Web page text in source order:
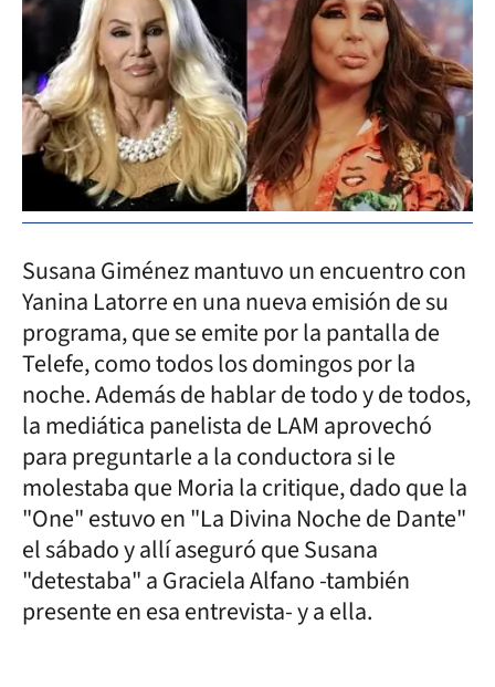
Susana Giménez mantuvo un encuentro con
Yanina Latorre en una nueva emisión de su
programa, que se emite por la pantalla de
Telefe, como todos los domingos por la
noche. Además de hablar de todo y de todos,
la mediática panelista de LAM aprovechó
para preguntarle a la conductora si le
molestaba que Moria la critique, dado que la
"One" estuvo en "La Divina Noche de Dante"
el sábado y allí aseguró que Susana
"detestaba" a Graciela Alfano -también
presente en esa entrevista- y a ella.